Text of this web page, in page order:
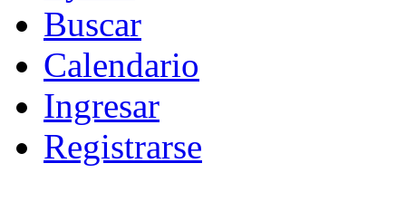
Buscar
Calendario
Ingresar
Registrarse